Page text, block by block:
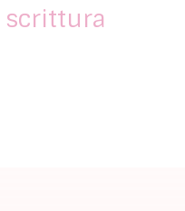
scrittura